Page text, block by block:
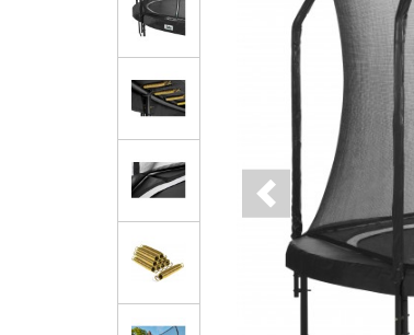
Previous